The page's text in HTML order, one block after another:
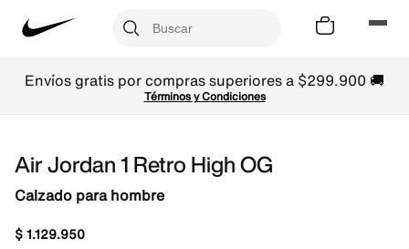
Envíos gratis por compras superiores a $299.900 🚚
Términos y Condiciones
Air Jordan 1 Retro High OG
Calzado para hombre
$1.129.950